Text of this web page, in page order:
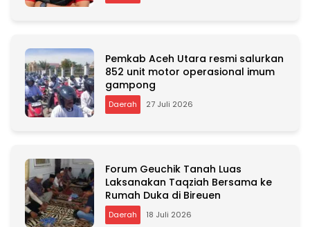
Pemkab Aceh Utara resmi salurkan
852 unit motor operasional imum
gampong
Daerah 27 Juli 2026
Forum Geuchik Tanah Luas
Laksanakan Taqziah Bersama ke
Rumah Duka di Bireuen
Daerah 18 Juli 2026